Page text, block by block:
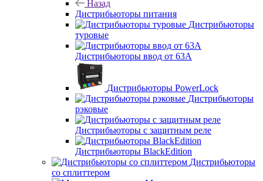
Назад
Дистрибьюторы питания
Дистрибьюторы
туровые
Дистрибьюторы ввод от 63A
Дистрибьюторы PowerLock
Дистрибьюторы
рэковые
Дистрибьюторы с защитным реле
Дистрибьюторы BlackEdition
Дистрибьюторы
со сплиттером